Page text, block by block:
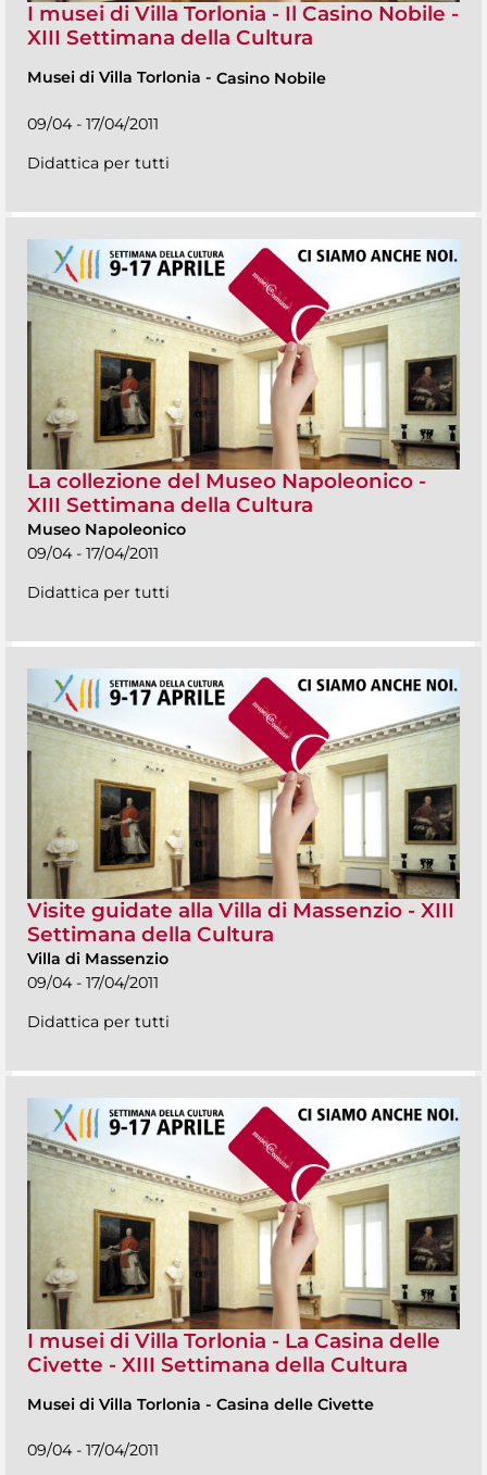
I musei di Villa Torlonia - Il Casino Nobile -
XIII Settimana della Cultura
Musei di Villa Torlonia - Casino Nobile
09/04 - 17/04/2011
Didattica per tutti
La collezione del Museo Napoleonico -
XIII Settimana della Cultura
Museo Napoleonico
09/04 - 17/04/2011
Didattica per tutti
Visite guidate alla Villa di Massenzio - XIII
Settimana della Cultura
Villa di Massenzio
09/04 - 17/04/2011
Didattica per tutti
I musei di Villa Torlonia - La Casina delle
Civette - XIII Settimana della Cultura
Musei di Villa Torlonia - Casina delle Civette
09/04 - 17/04/2011